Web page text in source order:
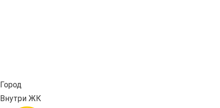
Город
Внутри ЖК